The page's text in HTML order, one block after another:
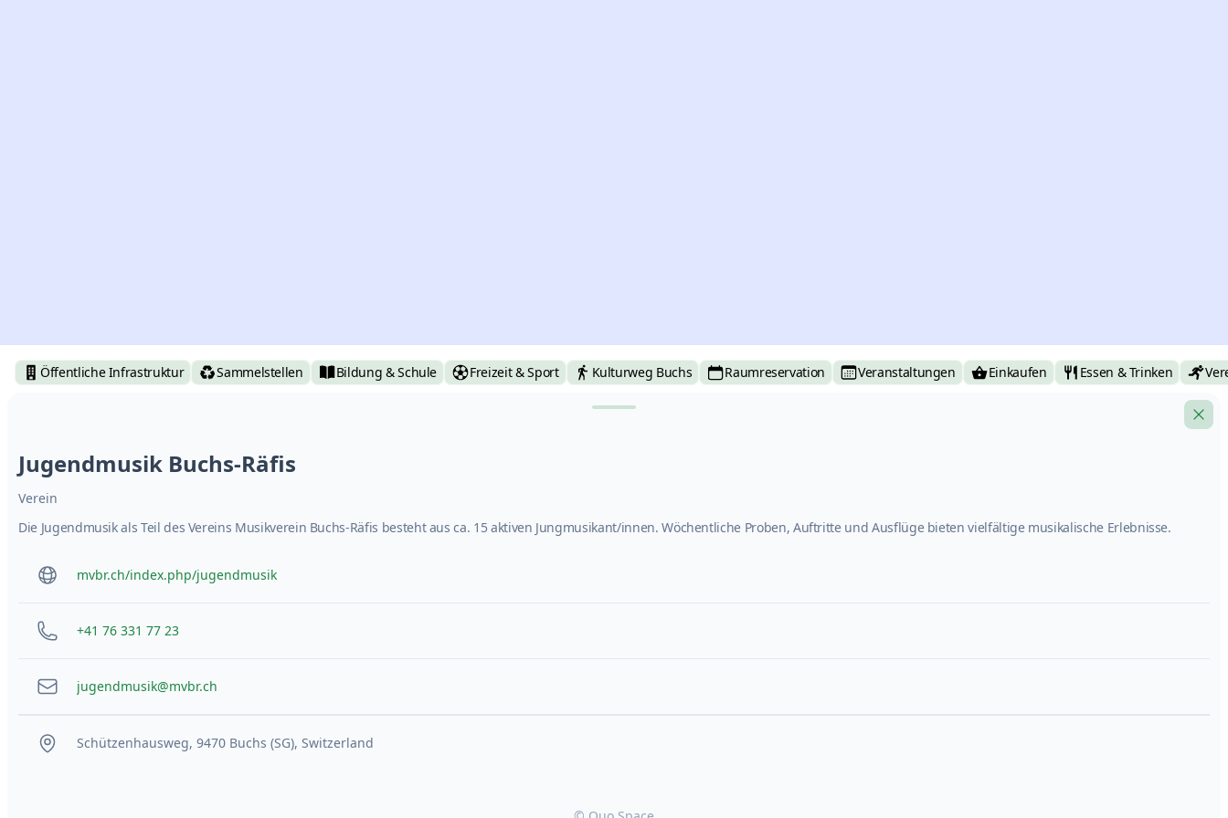
Öffentliche Infrastruktur Sammelstellen Bildung & Schule Freizeit & Sport Kulturweg Buchs Raumreservation Veranstaltungen Einkaufen Essen & Trinken
Jugendmusik Buchs-Räfis
Verein
Die Jugendmusik als Teil des Vereins Musikverein Buchs-Räfis besteht aus ca. 15 aktiven Jungmusikant/innen. Wöchentliche Proben, Auftritte und Ausflüge bieten vielfältige musikalische Erlebnisse.
mvbr.ch/index.php/jugendmusik
+41 76 331 77 23
jugendmusik@mvbr.ch
Schützenhausweg, 9470 Buchs (SG), Switzerland